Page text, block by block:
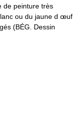
de peinture très
ou du jaune d œuf
(BÉG. Dessin